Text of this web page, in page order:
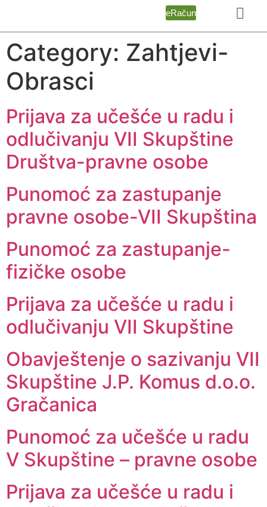
eRačun
Category: Zahtjevi-
Obrasci
Prijava za učešće u radu i
odlučivanju VII Skupštine
Društva-pravne osobe
Punomoć za zastupanje
pravne osobe-VII Skupština
Punomoć za zastupanje-
fizičke osobe
Prijava za učešće u radu i
odlučivanju VII Skupštine
Obavještenje o sazivanju VII
Skupštine J.P. Komus d.o.o.
Gračanica
Punomoć za učešće u radu
V Skupštine – pravne osobe
Prijava za učešće u radu i